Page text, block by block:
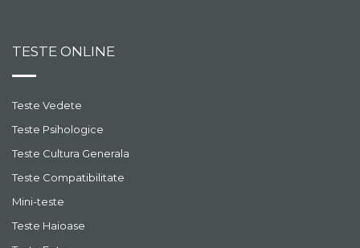
TESTE ONLINE
Teste Vedete
Teste Psihologice
Teste Cultura Generala
Teste Compatibilitate
Mini-teste
Teste Haioase